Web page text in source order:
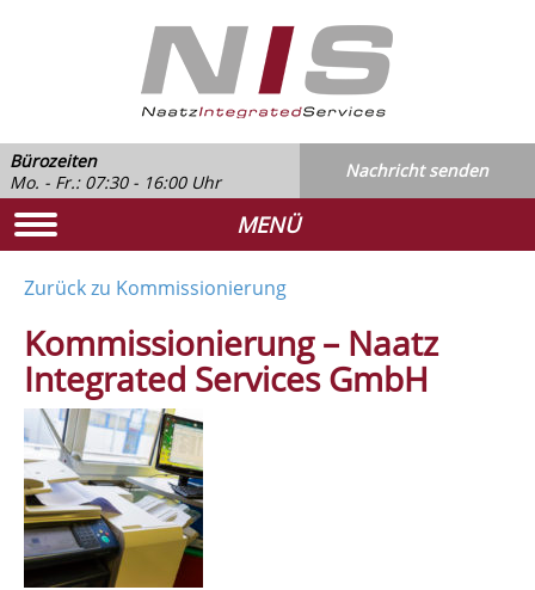
Bürozeiten
Mo. - Fr.: 07:30 - 16:00 Uhr
Nachricht senden
MENÜ
Zurück zu Kommissionierung
Kommissionierung – Naatz
Integrated Services GmbH